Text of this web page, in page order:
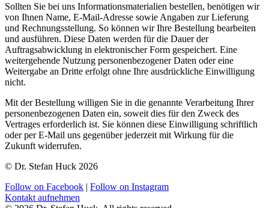
Sollten Sie bei uns Informationsmaterialien bestellen, benötigen wir
von Ihnen Name, E-Mail-Adresse sowie Angaben zur Lieferung
und Rechnungsstellung. So können wir Ihre Bestellung bearbeiten
und ausführen. Diese Daten werden für die Dauer der
Auftragsabwicklung in elektronischer Form gespeichert. Eine
weitergehende Nutzung personenbezogener Daten oder eine
Weitergabe an Dritte erfolgt ohne Ihre ausdrückliche Einwilligung
nicht.
Mit der Bestellung willigen Sie in die genannte Verarbeitung Ihrer
personenbezogenen Daten ein, soweit dies für den Zweck des
Vertrages erforderlich ist. Sie können diese Einwilligung schriftlich
oder per E-Mail uns gegenüber jederzeit mit Wirkung für die
Zukunft widerrufen.
© Dr. Stefan Huck 2026
Follow on Facebook | Follow on Instagram
Kontakt aufnehmen